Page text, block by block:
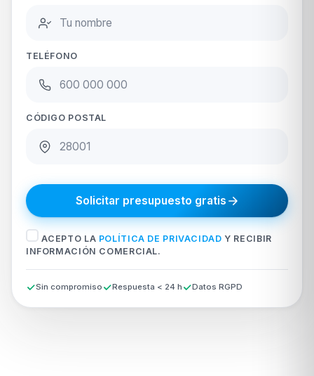
TELÉFONO
CÓDIGO POSTAL
Solicitar presupuesto gratis
ACEPTO LA POLÍTICA DE PRIVACIDAD Y RECIBIR
INFORMACIÓN COMERCIAL.
Sin compromiso Respuesta < 24 h Datos RGPD